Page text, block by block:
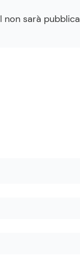
non sarà